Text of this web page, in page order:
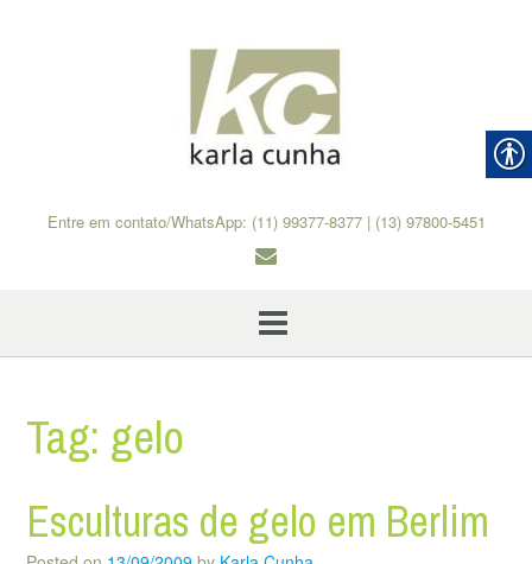
Entre em contato/WhatsApp: (11) 99377-8377 | (13) 97800-5451
Tag: gelo
Esculturas de gelo em Berlim